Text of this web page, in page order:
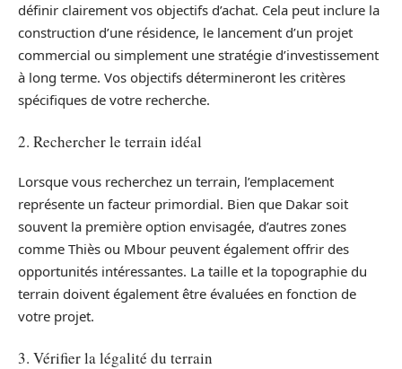
définir clairement vos objectifs d’achat. Cela peut inclure la
construction d’une résidence, le lancement d’un projet
commercial ou simplement une stratégie d’investissement
à long terme. Vos objectifs détermineront les critères
spécifiques de votre recherche.
2. Rechercher le terrain idéal
Lorsque vous recherchez un terrain, l’emplacement
représente un facteur primordial. Bien que Dakar soit
souvent la première option envisagée, d’autres zones
comme Thiès ou Mbour peuvent également offrir des
opportunités intéressantes. La taille et la topographie du
terrain doivent également être évaluées en fonction de
votre projet.
3. Vérifier la légalité du terrain